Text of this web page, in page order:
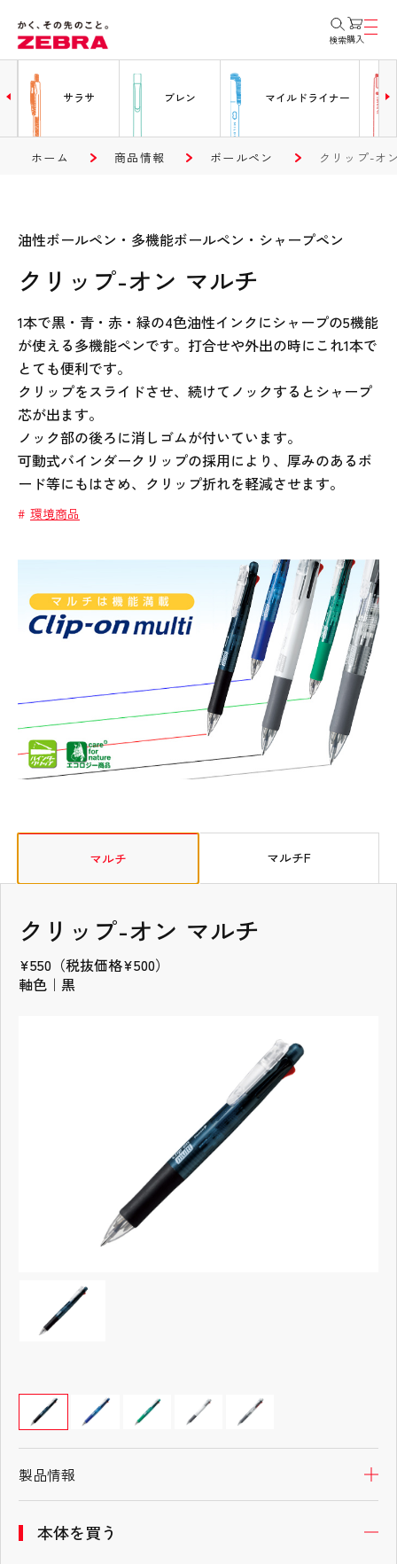
検索購入
サラサ ブレン マイルドライナー
ホーム 商品情報 ボールペン クリップ-オ
油性ボールペン・多機能ボールペン・シャープペン
クリップ-オン マルチ
1本で黒・青・赤・緑の4色油性インクにシャープの5機能
が使える多機能ペンです。打合せや外出の時にこれ1本で
とても便利です。
クリップをスライドさせ、続けてノックするとシャープ
芯が出ます。
ノック部の後ろに消しゴムが付いています。
可動式バインダークリップの採用により、厚みのあるボ
ード等にもはさめ、クリップ折れを軽減させます。
環境商品
マルチ マルチF
クリップ-オン マルチ
¥550（税抜価格¥500）
軸色｜黒
製品情報
本体を買う